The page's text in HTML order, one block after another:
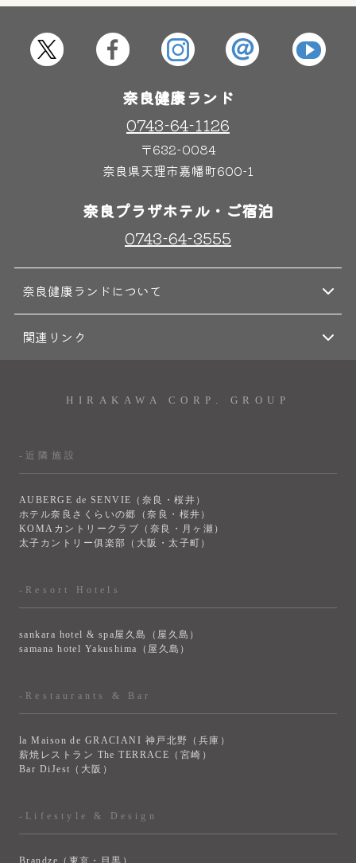
はしゃきっズ
奈良健康ランド
0743-64-1126
〒632-0084
奈良県天理市嘉幡町600-1
奈良プラザホテル・ご宿泊
0743-64-3555
奈良健康ランドについて
関連リンク
HIRAKAWA CORP. GROUP
-近隣施設
AUBERGE de SENVIE（奈良・桜井）
ホテル奈良さくらいの郷（奈良・桜井）
KOMAカントリークラブ（奈良・月ヶ瀬）
太子カントリー俱楽部（大阪・太子町）
-Resort Hotels
sankara hotel & spa屋久島（屋久島）
samana hotel Yakushima（屋久島）
-Restaurants & Bar
la Maison de GRACIANI 神戸北野（兵庫）
薪焼レストラン The TERRACE（宮崎）
Bar DiJest（大阪）
-Lifestyle & Design
Brandze（東京・目黒）